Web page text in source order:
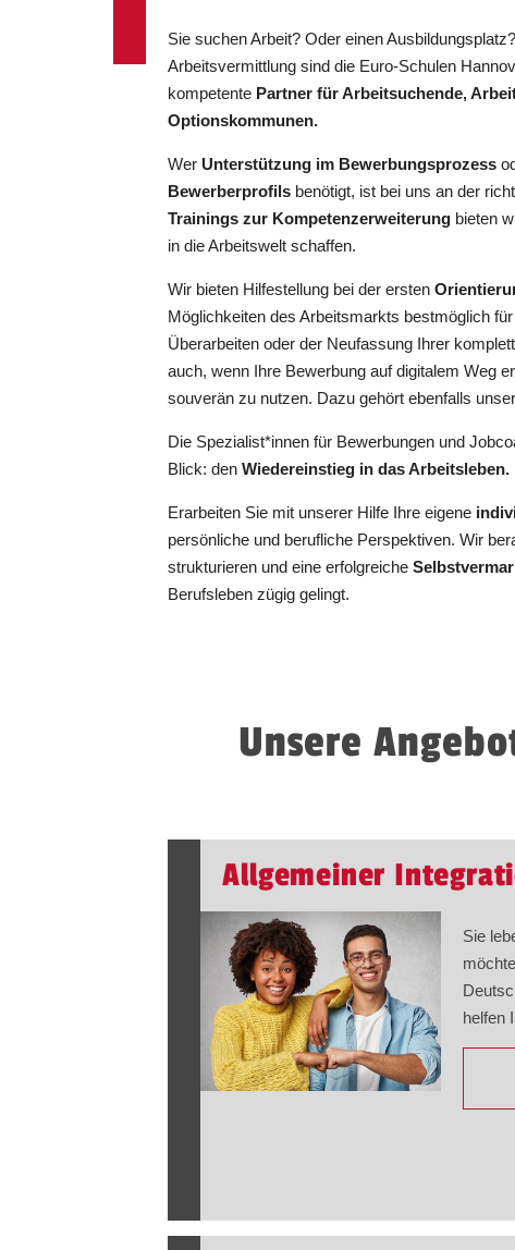
Sie suchen Arbeit? Oder einen
Arbeitsvermittlung sind die Euro-Schulen
kompetente Partner für Arbeitsuchende,
Optionskommunen.
Wer Unterstützung im Bewerbungsprozess
Bewerberprofils benötigt, ist bei uns an der
Trainings zur Kompetenzerweiterung bieten
in die Arbeitswelt schaffen.
Wir bieten Hilfestellung bei der ersten
Möglichkeiten des Arbeitsmarkts bestmöglich
Überarbeiten oder der Neufassung Ihrer
auch, wenn Ihre Bewerbung auf digitalem Weg
souverän zu nutzen. Dazu gehört ebenfalls unser
Die Spezialist*innen für Bewerbungen und
Blick: denWiedereinstieg in das Arbeitsleben.
Erarbeiten Sie mit unserer Hilfe Ihre eigene
persönliche und berufliche Perspektiven. Wir
strukturieren und eine erfolgreiche
Berufsleben zügig gelingt.
Unsere
Allgemeiner
Sie
helfen